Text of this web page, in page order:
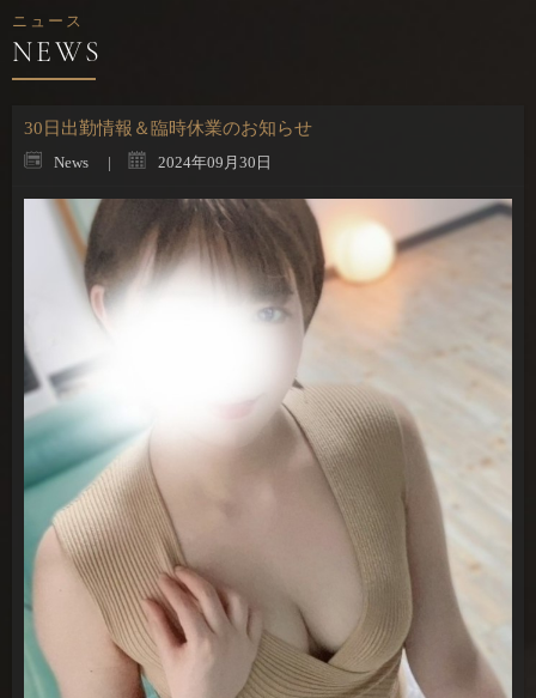
ニュース
30日出勤情報＆臨時休業のお知らせ
News 2024年09月30日